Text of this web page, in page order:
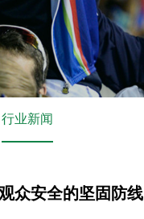
行业新闻
众安全的坚固防线